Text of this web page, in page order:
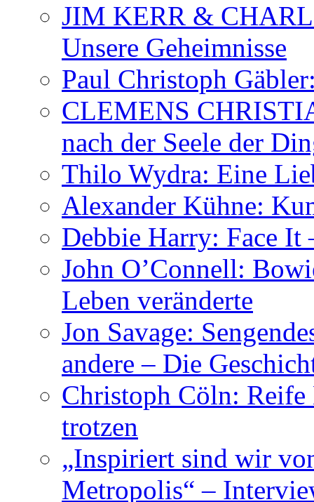
JIM KERR &
Unsere Geheimnisse
Paul Christoph
CLEMENS
nach der Seele der
Thilo Wydra: Eine
Alexander Kühne:
Debbie Harry: Face
John O’Connell:
Leben veränderte
Jon Savage:
andere – Die
Christoph Cöln:
trotzen
„Inspiriert sind wir
Metropolis“ –